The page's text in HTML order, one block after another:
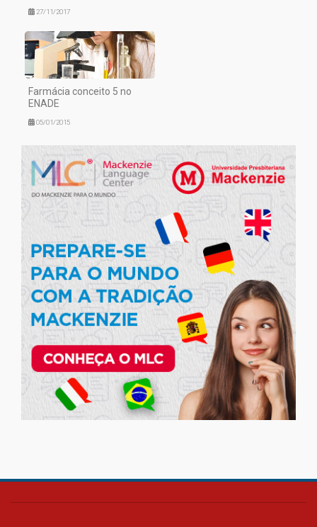
27/11/2017
Farmácia conceito 5 no
ENADE
05/01/2015